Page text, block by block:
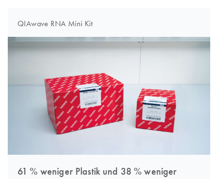
QIAwave RNA Mini Kit
61 % weniger Plastik und 38 % weniger